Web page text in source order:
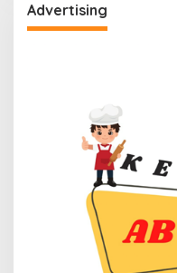
Advertising